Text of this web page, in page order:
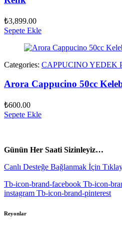
₺3,899.00
Sepete Ekle
Categories: CAPPUCINO YEDEK
Arora Cappucino 50cc
₺600.00
Sepete Ekle
Günün Her Saati Sizinleyiz…
Canlı Desteğe Bağlanmak İçin
Tb-icon-brand-facebook Tb-icon-
instagram Tb-icon-brand-pinterest
Reyonlar